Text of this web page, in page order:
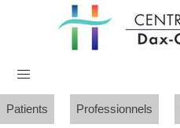
Patients Professionnels